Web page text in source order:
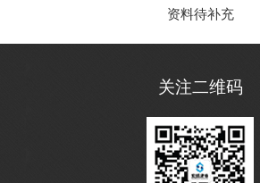
资料待补充
关注二维码